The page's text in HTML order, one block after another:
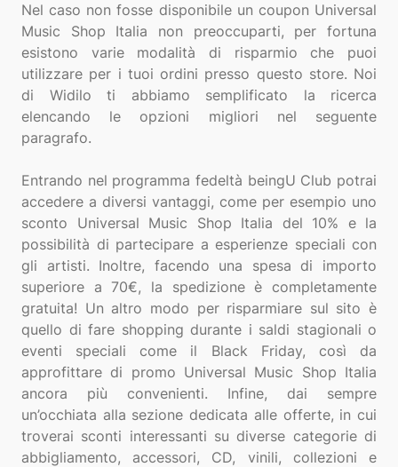
Nel caso non fosse disponibile un coupon Universal
Music Shop Italia non preoccuparti, per fortuna
esistono varie modalità di risparmio che puoi
utilizzare per i tuoi ordini presso questo store. Noi
di Widilo ti abbiamo semplificato la ricerca
elencando le opzioni migliori nel seguente
paragrafo.
Entrando nel programma fedeltà beingU Club potrai
accedere a diversi vantaggi, come per esempio uno
sconto Universal Music Shop Italia del 10% e la
possibilità di partecipare a esperienze speciali con
gli artisti. Inoltre, facendo una spesa di importo
superiore a 70€, la spedizione è completamente
gratuita! Un altro modo per risparmiare sul sito è
quello di fare shopping durante i saldi stagionali o
eventi speciali come il Black Friday, così da
approfittare di promo Universal Music Shop Italia
ancora più convenienti. Infine, dai sempre
un’occhiata alla sezione dedicata alle offerte, in cui
troverai sconti interessanti su diverse categorie di
abbigliamento, accessori, CD, vinili, collezioni e